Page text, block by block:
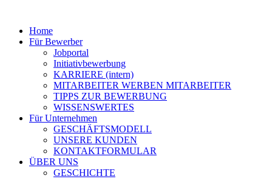
Home
Für Bewerber
Jobportal
Initiativbewerbung
KARRIERE (intern)
MITARBEITER WERBEN MITARBEITER
TIPPS ZUR BEWERBUNG
WISSENSWERTES
Für Unternehmen
GESCHÄFTSMODELL
UNSERE KUNDEN
KONTAKTFORMULAR
ÜBER UNS
GESCHICHTE